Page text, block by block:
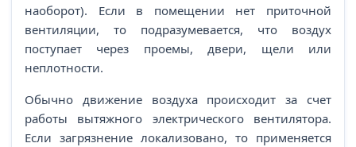
наоборот). Если в помещении нет приточной
вентиляции, то подразумевается, что воздух
поступает через проемы, двери, щели или
неплотности.
Обычно движение воздуха происходит за счет
работы вытяжного электрического вентилятора.
Если загрязнение локализовано, то применяется